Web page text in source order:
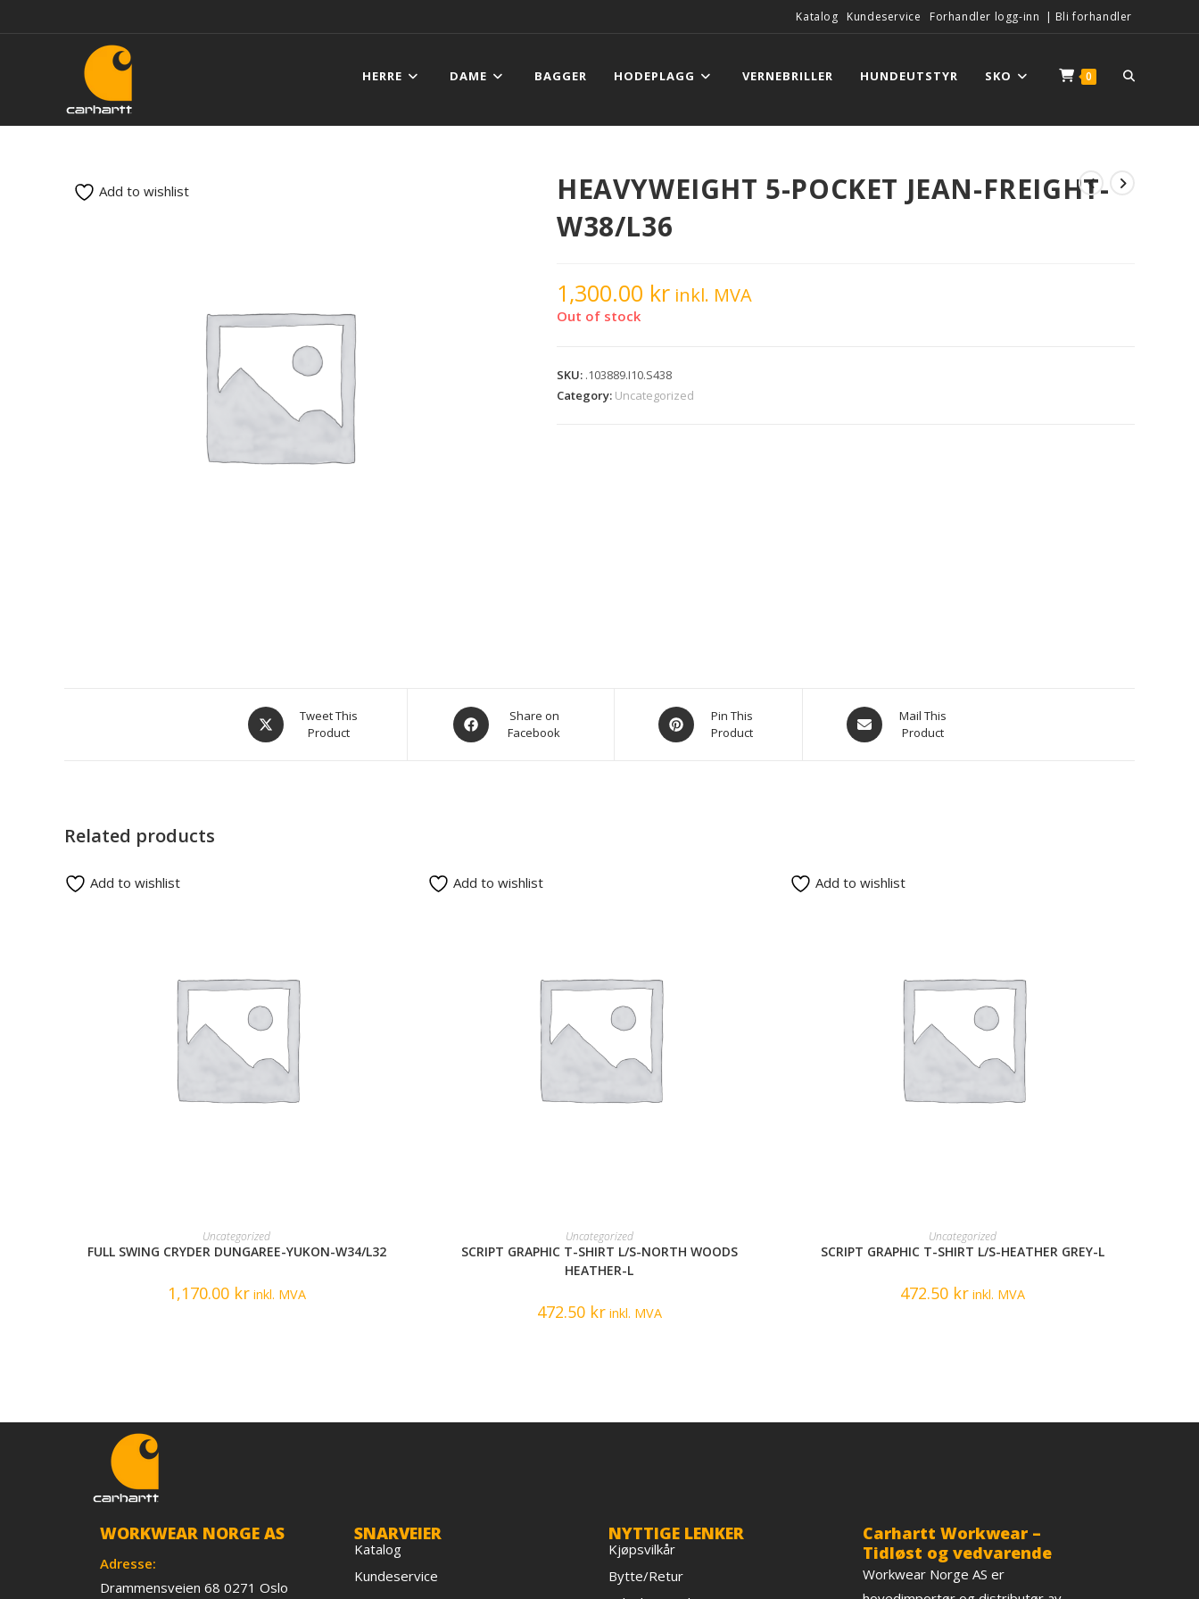
Katalog Kundeservice Forhandler logg-inn | Bli forhandler
HERRE DAME BAGGER HODEPLAGG VERNEBRILLER HUNDEUTSTYR SKO 0
HEAVYWEIGHT 5-POCKET JEAN-FREIGHT-
W38/L36
1,300.00 kr inkl. MVA
Out of stock
SKU: .103889.I10.S438
Category: Uncategorized
Add to wishlist
Tweet This
Product
Share on
Facebook
Pin This
Product
Mail This
Product
Related products
READ MORE
Uncategorized
FULL SWING CRYDER DUNGAREE-YUKON-W34/L32
1,170.00 krinkl. MVA
Add to wishlist
READ MORE
Uncategorized
SCRIPT GRAPHIC T-SHIRT L/S-NORTH WOODS
HEATHER-L
472.50 krinkl. MVA
Add to wishlist
READ MORE
Uncategorized
SCRIPT GRAPHIC T-SHIRT L/S-HEATHER GREY-L
472.50 krinkl. MVA
Add to wishlist
WORKWEAR NORGE AS
Adresse:
Drammensveien 68 0271 Oslo
SNARVEIER
Katalog
Kundeservice
NYTTIGE LENKER
Kjøpsvilkår
Bytte/Retur
Carhartt Workwear –
Tidløst og vedvarende
Workwear Norge AS er